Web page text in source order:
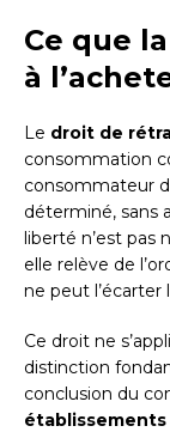
Ce que
à
Le droit de
consommation
consommateur
déterminé, sans
liberté n’est pas
elle relève de
ne peut l’écarter
Ce droit ne
distinction
conclusion du